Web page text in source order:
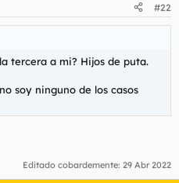
#22
tercera a mi? Hijos de puta.
soy ninguno de los casos
Editado cobardemente: 29 Abr 2022